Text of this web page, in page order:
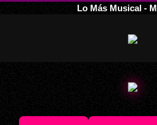
Lo Más Musical -